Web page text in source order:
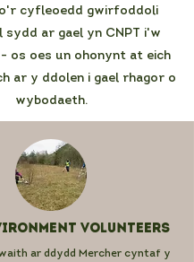
o'r cyfleoedd gwirfoddoli
sydd ar gael yn CNPT i'w
os oes un ohonynt at eich
ar y ddolen i gael rhagor o
wybodaeth.
Volunteers
ar ddydd Mercher cyntaf y